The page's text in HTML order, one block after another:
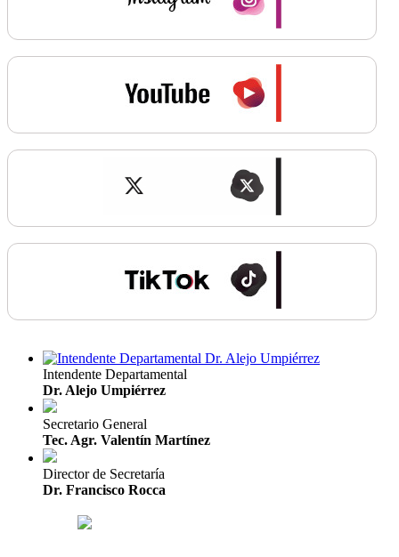
Intendente Departamental
Dr. Alejo Umpiérrez
Secretario General
Tec. Agr. Valentín Martínez
Director de Secretaría
Dr. Francisco Rocca